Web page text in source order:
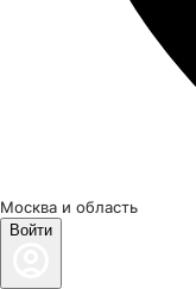
Москва и область
Войти